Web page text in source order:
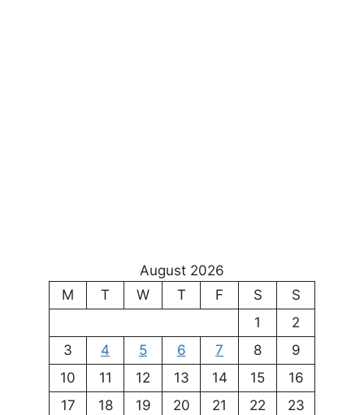
August 2026
M
T W T F S
S
1
2
3
4 5 6 7 8
9
10
11 12 13 14 15
16
17
18 19 20 21 22
23